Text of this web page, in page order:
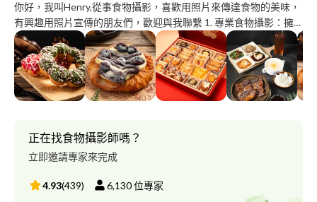
你好，我叫Henry,從事食物攝影，喜歡用照片來傳達食物的美味，
有興趣用照片宣傳的朋友們，歡迎與我聯繫 1. 專業食物攝影：擁
有兩年食物攝影經驗，精通捕捉食物細節和質感，以及使用燈光和
佈景創造出色的食物影像。 2.客戶合作：曾與宜蘭知名美食部落客
合作，以及在地宜蘭知名餐廳拍攝。為客戶創作過專業的食物攝影
作品，並提供量身定製的攝影服務。 3. 創意與技術：結合創意構
圖和攝影技巧，營造獨特的視覺效果，提升食物的吸引力和賣點。
正在找食物攝影師嗎？
立即邀請專家來完成
4.93(439) 6,130位專家